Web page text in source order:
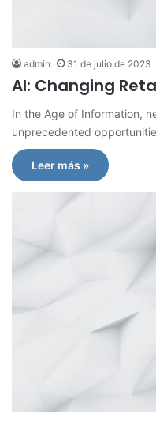
admin 31 de julio de 2023
AI: Changing
In the Age of Information,
unprecedented
Leer más »